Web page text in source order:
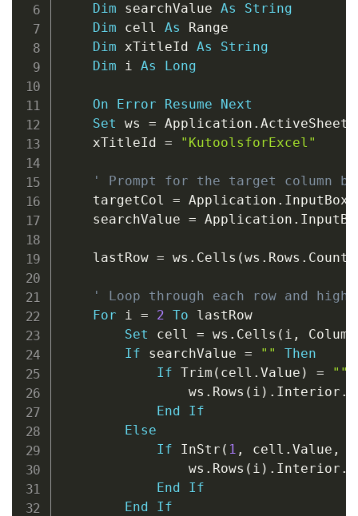
Dim searchValue As
String
Dim cell As Range
Dim xTitleId As
String
Dim i As Long
On Error Resume
Next
Set ws = Application . ActiveSheet
    xTitleId
= "KutoolsforExcel"
' Prompt for the target column
    targetCol
= Application . InputBox
    searchValue
= Application .
    lastRow
= ws . Cells (ws . Rows . Count
' Loop through each row and
For i = 2 To lastRow
Set cell = ws . Cells ( i ,
If searchValue = ""
Then
If Trim ( cell . Value ) = ""
                ws
. Rows ( i ) . Interior .
End
If
Else
If InStr ( 1 , cell . Value ,
                ws
. Rows ( i ) . Interior .
End
If
End
If